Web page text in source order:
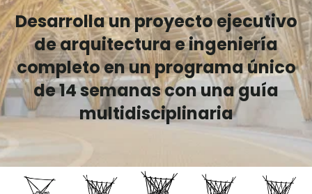
Desarrolla un proyecto ejecutivo
de arquitectura e ingeniería
completo en un programa único
de 14 semanas con una guía
multidisciplinaria